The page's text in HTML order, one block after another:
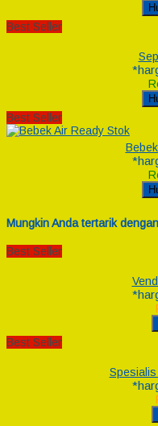
Best Seller
Best Seller
Mungkin Anda tertarik
Best Seller
Best Seller
Spesialis